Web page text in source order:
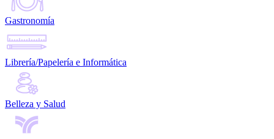
Gastronomía
Librería/Papelería e Informática
Belleza y Salud